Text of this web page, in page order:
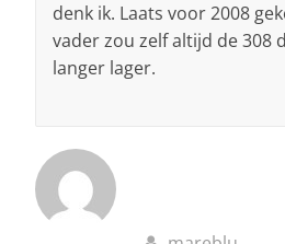
denk ik. Laats voor 2008
vader zou zelf altijd de 308
langer lager.